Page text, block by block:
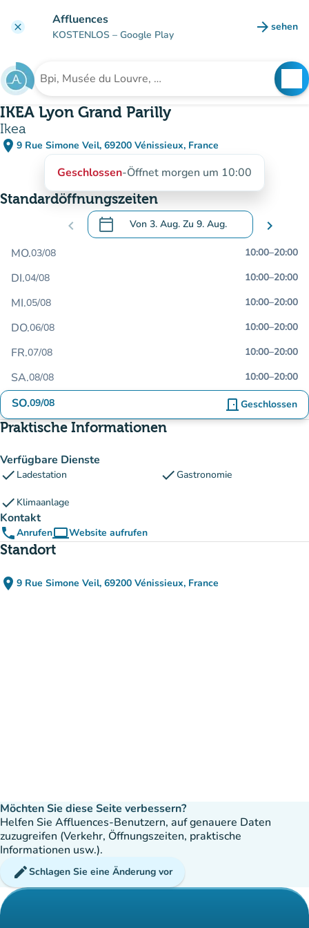
clear Affluences
KOSTENLOS – Google Play arrow_forward sehen
(new
Suche nach einer Einrichtung
IKEA Lyon Grand Parilly
Ikea
place 9 Rue Simone Veil, 69200 Vénissieux, France
(in Google Maps öffnen)
(new tab)
Geschlossen-Öffnet morgen um 10:00
Standardöffnungszeiten
chevron_left calendar_today Von 3. Aug. Zu 9. Aug.
.Öffnen Sie den Kalender, um Daten zu
chevron_right
MO.03/08 10:00–20:00
DI.04/08 10:00–20:00
MI.05/08 10:00–20:00
DO.06/08 10:00–20:00
FR.07/08 10:00–20:00
SA.08/08 10:00–20:00
SO.09/08 door_front Geschlossen
Praktische Informationen
Verfügbare Dienste
check Ladestation checkGastronomie
check Klimaanlage
Kontakt
phoneAnrufencomputerWebsite aufrufen
(new tab)
Standort
place 9 Rue Simone Veil, 69200 Vénissieux, France
(in Google Maps öffnen)
(new tab)
Möchten Sie diese Seite verbessern?
Helfen Sie Affluences-Benutzern, auf genauere Daten
zuzugreifen (Verkehr, Öffnungszeiten, praktische
Informationen usw.).
editSchlagen Sie eine Änderung vor